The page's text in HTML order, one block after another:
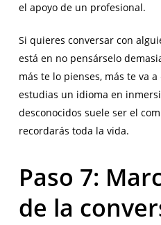
el apoyo de un profesional.
Si quieres conversar con
está en no pensárselo
más te lo pienses, más te va
estudias un idioma en
desconocidos suele ser el
recordarás toda la vida.
Paso 7:
de la